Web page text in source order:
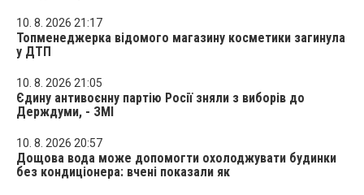
10. 8. 2026 21:17
Топменеджерка відомого магазину косметики загинула
у ДТП
10. 8. 2026 21:05
Єдину антивоєнну партію Росії зняли з виборів до
Держдуми, - ЗМІ
10. 8. 2026 20:57
Дощова вода може допомогти охолоджувати будинки
без кондиціонера: вчені показали як